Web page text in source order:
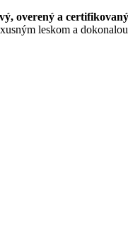
overený a certifikovaný
leskom a dokonalou